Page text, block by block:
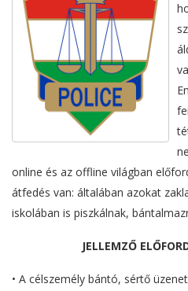
online és az offline világban
átfedés van: általában azokat
iskolában is piszkálnak,
JELLEMZŐ
• A célszemély bántó, sértő